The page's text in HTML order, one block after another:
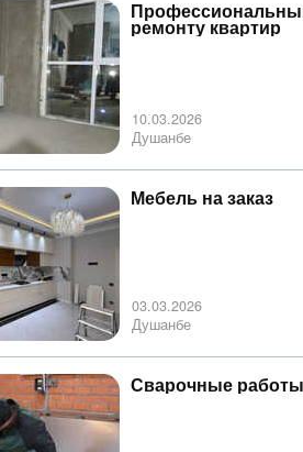
ремонту квартир
10.03.2026
Душанбе
Мебель на заказ
03.03.2026
Душанбе
Сварочные работы